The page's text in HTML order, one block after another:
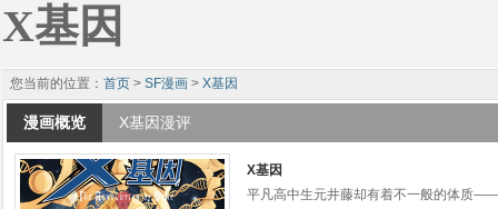
X基因
您当前的位置： 首页 > SF漫画 > X基因
漫画概览 X基因漫评
X基因
平凡高中生元井藤却有着不一般的体质